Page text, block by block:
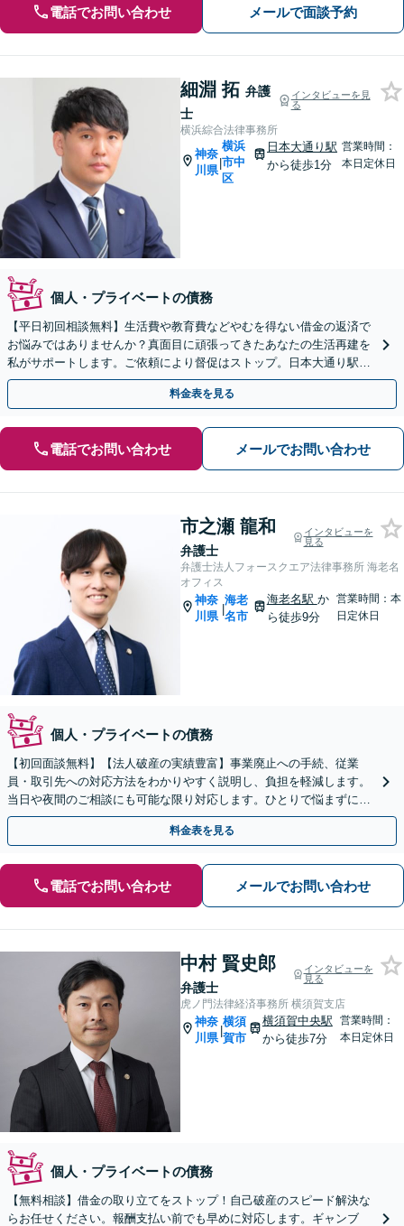
電話でお問い合わせ メールで面談予約
細淵 拓 弁護
士
インタビューを見
る
横浜綜合法律事務所
神奈
川県
|
横浜
市中
区
日本大通り駅
から徒歩1分
営業時間：
本日定休日
個人・プライベートの債務
【平日初回相談無料】生活費や教育費などやむを得ない借金の返済で
お悩みではありませんか？真面目に頑張ってきたあなたの生活再建を
私がサポートします。ご依頼により督促はストップ。日本大通り駅直
結の好アクセス、リラックスできる空間でご相談に乗ります
料金表を見る
電話でお問い合わせ メールでお問い合わせ
市之瀬 龍和
弁護士
インタビューを
見る
弁護士法人フォースクエア法律事務所 海老名
オフィス
神奈
川県
|
海老
名市
海老名駅 か
ら徒歩9分
営業時間：本
日定休日
個人・プライベートの債務
【初回面談無料】【法人破産の実績豊富】事業廃止への手続、従業
員・取引先への対応方法をわかりやすく説明し、負担を軽減します。
当日や夜間のご相談にも可能な限り対応します。ひとりで悩まずにご
相談ください。【分割払い対応】【完全個室】
料金表を見る
電話でお問い合わせ メールでお問い合わせ
中村 賢史郎
弁護士
インタビューを
見る
虎ノ門法律経済事務所 横須賀支店
神奈
川県
|
横須
賀市
横須賀中央駅
から徒歩7分
営業時間：
本日定休日
個人・プライベートの債務
【無料相談】借金の取り立てをストップ！自己破産のスピード解決な
らお任せください。報酬支払い前でも早めに対応します。ギャンブ